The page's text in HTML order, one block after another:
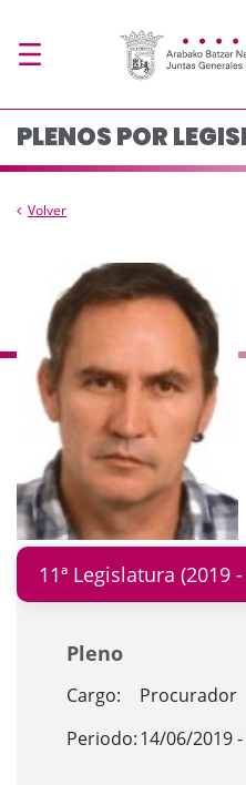
PLENOS POR
Volver
11ª Legislatura (2019
Pleno
Cargo:
Procurador
Periodo:14/06/2019